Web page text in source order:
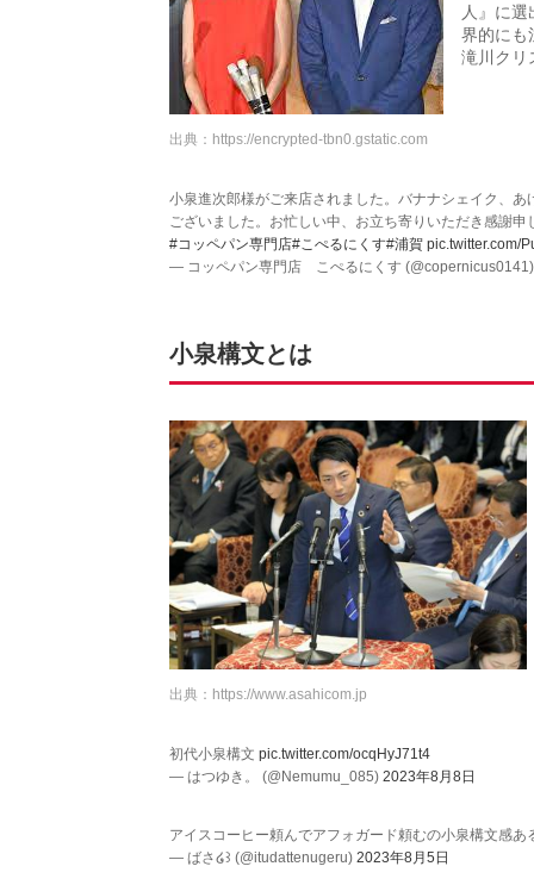
人』に
界的にも
滝川クリ
出典： https://encrypted-tbn0.gstatic.com
小泉進次郎様がご来店されました。バナナシェイク、
ございました。お忙しい中、お立ち寄りいただき感謝
#コッペパン専門店#こぺるにくす#浦賀 pic.twitter.com/
— コッペパン専門店 こぺるにくす
小泉構文とは
出典： https://www.asahicom.jp
初代小泉構文 pic.twitter.com/ocqHyJ71t4
— はつゆき。 (@Nemumu_085) 2023年8月8日
アイスコーヒー頼んでアフォガード頼むの小泉構文感あ
— ばさ໒꒱ (@itudattenugeru) 2023年8月5日